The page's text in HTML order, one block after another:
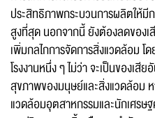
ประสิทธิภาพกระบวนการผลิตให้มี
สูงที่สุด นอกจากนี้ ยังต้องลดของ
เพิ่มกลไกการจัดการสิ่งแวดล้อม โ
โรงงานหนึ่ง ๆ ไม่ว่า จะเป็นของเ
สุขภาพของมนุษย์และสิ่งแวดล้อม
แวดล้อมอุตสาหกรรมและนักเศรษ